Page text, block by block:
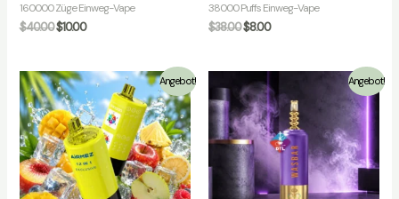
160000 Züge Einweg-Vape
$40.00$10.00
38000 Puffs Einweg-Vape
$38.00$8.00
Angebot! Angebot!